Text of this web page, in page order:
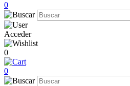
0
Acceder
0
0